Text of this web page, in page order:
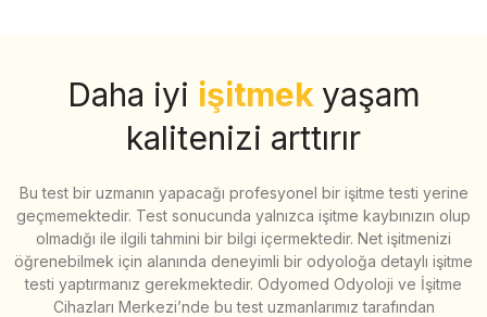
Daha iyi işitmek yaşam
kalitenizi arttırır
Bu test bir uzmanın yapacağı profesyonel bir işitme testi yerine
geçmemektedir. Test sonucunda yalnızca işitme kaybınızın olup
olmadığı ile ilgili tahmini bir bilgi içermektedir. Net işitmenizi
öğrenebilmek için alanında deneyimli bir odyoloğa detaylı işitme
testi yaptırmanız gerekmektedir. Odyomed Odyoloji ve İşitme
Cihazları Merkezi’nde bu test uzmanlarımız tarafından